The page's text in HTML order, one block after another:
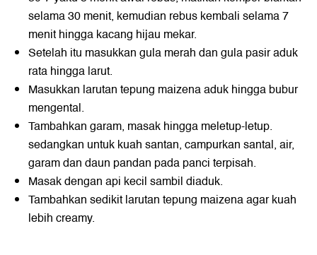
selama 30 menit, kemudian rebus kembali selama 7
menit hingga kacang hijau mekar.
Setelah itu masukkan gula merah dan gula pasir aduk
rata hingga larut.
Masukkan larutan tepung maizena aduk hingga bubur
mengental.
Tambahkan garam, masak hingga meletup-letup.
sedangkan untuk kuah santan, campurkan santal, air,
garam dan daun pandan pada panci terpisah.
Masak dengan api kecil sambil diaduk.
Tambahkan sedikit larutan tepung maizena agar kuah
lebih creamy.